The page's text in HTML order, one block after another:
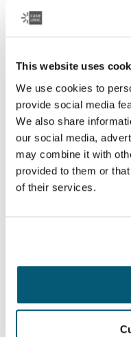
This website uses
We use cookies to
provide social media
We also share
our social media,
may combine it with
provided to them or
of their services.
Case Logic
original (LAPS)
Una colección de
de espuma de
elegantes.